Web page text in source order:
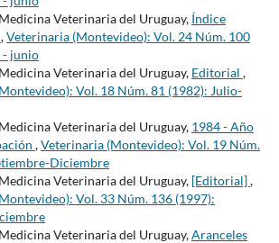
Veterinaria del Uruguay, Índice
,Veterinaria (Montevideo): Vol. 24 Núm. 100
- junio
Veterinaria del Uruguay, Editorial ,
Vol. 18 Núm. 81 (1982): Julio-
Veterinaria del Uruguay, 1984 - Año
,Veterinaria (Montevideo): Vol. 19 Núm.
Diciembre
Veterinaria del Uruguay, [Editorial],
Vol. 33 Núm. 136 (1997):
Veterinaria del Uruguay,Aranceles